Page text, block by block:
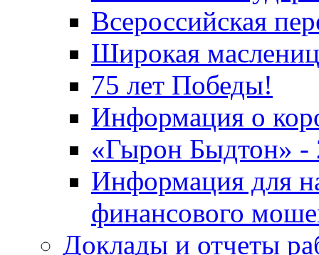
Всероссийская
Широкая
75 лет Победы!
Информация о
«Гырон Быдтон» -
Информация для
финансового
Доклады и отчеты